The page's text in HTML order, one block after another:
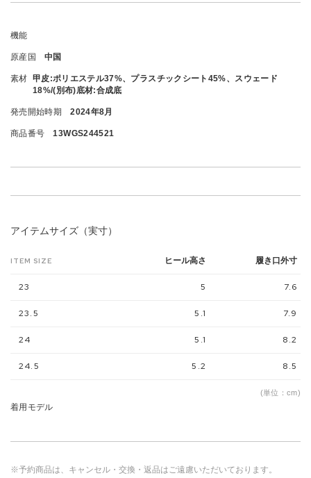
機能
原産国 中国
素材 甲皮:ポリエステル37%、プラスチックシート45%、スウェード
18%/(別布)底材:合成底
発売開始時期 2024年8月
商品番号 13WGS244521
アイテムサイズ（実寸）
ITEM SIZE ヒール高さ 履き口外寸
23 5 7.6
23.5 5.1 7.9
24 5.1 8.2
24.5 5.2 8.5
(単位：cm)
着用モデル
※予約商品は、キャンセル・交換・返品はご遠慮いただいております。